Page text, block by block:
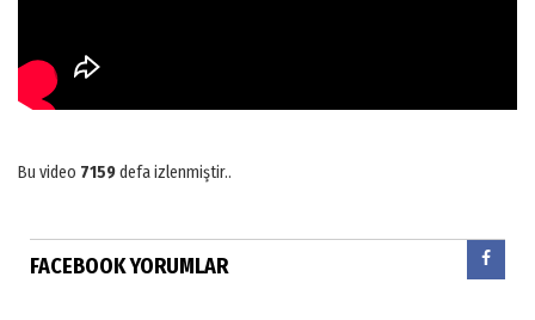
Bu video 7159defa izlenmiştir..
FACEBOOK YORUMLAR